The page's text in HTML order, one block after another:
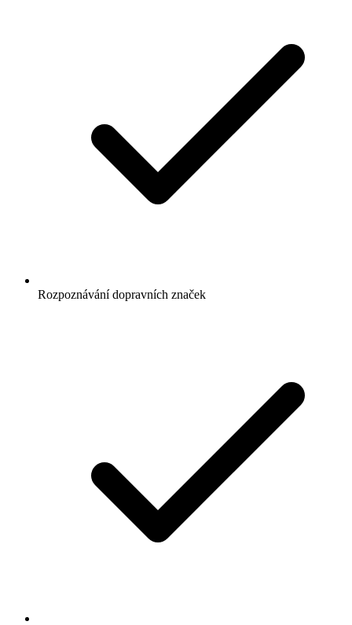
Rozpoznávání dopravních značek